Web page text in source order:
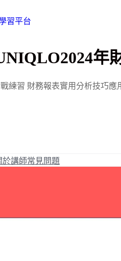
習平台
練習 財務報表實用分析技巧
於講師常見問題